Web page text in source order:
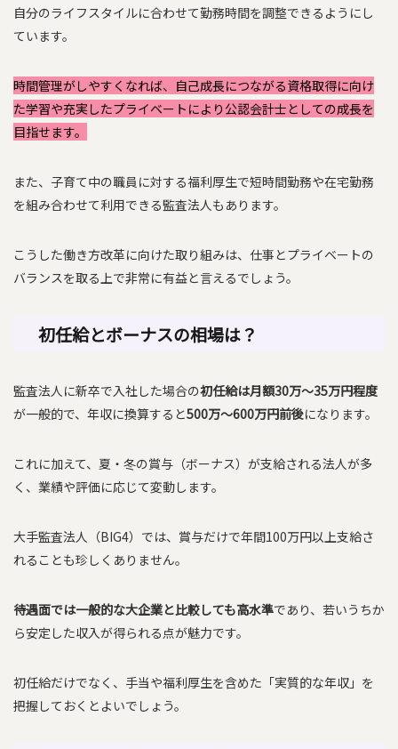
自分のライフスタイルに合わせて勤務時間を調整できるようにし
ています。
時間管理がしやすくなれば、自己成長につながる資格取得に向け
た学習や充実したプライベートにより公認会計士としての成長を
目指せます。
また、子育て中の職員に対する福利厚生で短時間勤務や在宅勤務
を組み合わせて利用できる監査法人もあります。
こうした働き方改革に向けた取り組みは、仕事とプライベートの
バランスを取る上で非常に有益と言えるでしょう。
初任給とボーナスの相場は？
監査法人に新卒で入社した場合の初任給は月額30万〜35万円程度
が一般的で、年収に換算すると500万〜600万円前後になります。
これに加えて、夏・冬の賞与（ボーナス）が支給される法人が多
く、業績や評価に応じて変動します。
大手監査法人（BIG4）では、賞与だけで年間100万円以上支給さ
れることも珍しくありません。
待遇面では一般的な大企業と比較しても高水準であり、若いうちか
ら安定した収入が得られる点が魅力です。
初任給だけでなく、手当や福利厚生を含めた「実質的な年収」を
把握しておくとよいでしょう。